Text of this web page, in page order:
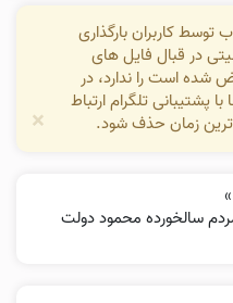
توسط کاربران بارگذاری
در قبال فایل های
شده است را ندارد، در
پشتیبانی تلگرام ارتباط
ترین زمان حذف شود.
×
»
سالخورده محمود دولت